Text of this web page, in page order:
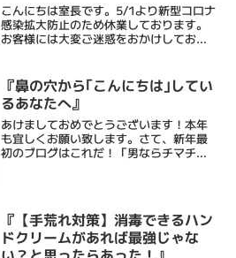
こんにちは室長です。5/1より新型コロナ
感染拡大防止のため休業しております。
お客様には大変ご迷惑をおかけしており
断捨離と棚作りの毎日です。今回は理容
フルサワオリジナル...
『鼻の穴から｢こんにちは｣してい
るあなたへ』
あけましておめでとうございます！本年
も宜しくお願い致します。さて、新年最
初のブログはこれだ！「男ならチマチマ
『【手荒れ対策】消毒できるハン
ドクリームがあれば最強じゃな